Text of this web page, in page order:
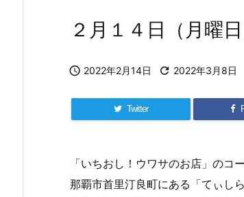
２月１４日（月曜
 2022年2月14日  2022年3月8日
Twitter
「いちおし！ウワサのお店」のコ
那覇市首里汀良町にある「てぃし